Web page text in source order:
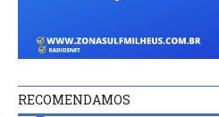
RECOMENDAMOS